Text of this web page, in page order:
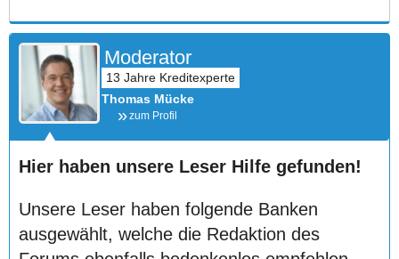
Moderator
Thomas Mücke
zum Profil
Hier haben unsere Leser Hilfe gefunden!
Unsere Leser haben folgende Banken
ausgewählt, welche die Redaktion des